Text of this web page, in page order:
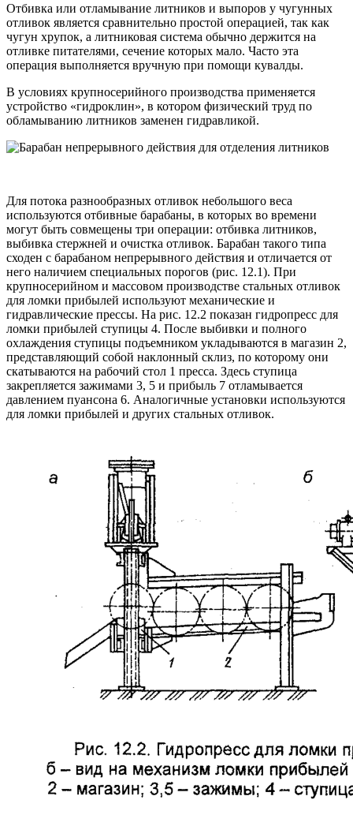
Отбивка или отламывание литников и выпоров у чугунных
отливок является сравнительно простой операцией, так как
чугун хрупок, а литниковая система обычно держится на
отливке питателями, сечение которых мало. Часто эта
операция выполняется вручную при помощи кувалды.
В условиях крупносерийного производства применяется
устройство «гидроклин», в котором физический труд по
обламыванию литников заменен гидравликой.
Для потока разнообразных отливок небольшого веса
используются отбивные барабаны, в которых во времени
могут быть совмещены три операции: отбивка литников,
выбивка стержней и очистка отливок. Барабан такого типа
сходен с барабаном непрерывного действия и отличается от
него наличием специальных порогов (рис. 12.1). При
крупносерийном и массовом производстве стальных отливок
для ломки прибылей используют механические и
гидравлические прессы. На рис. 12.2 показан гидропресс для
ломки прибылей ступицы 4. После выбивки и полного
охлаждения ступицы подъемником укладываются в магазин 2,
представляющий собой наклонный склиз, по которому они
скатываются на рабочий стол 1 пресса. Здесь ступица
закрепляется зажимами 3, 5 и прибыль 7 отламывается
давлением пуансона 6. Аналогичные установки используются
для ломки прибылей и других стальных отливок.